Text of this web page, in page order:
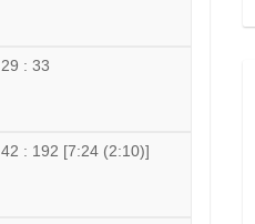
29 : 33
42 : 192 [7:24 (2:10)]